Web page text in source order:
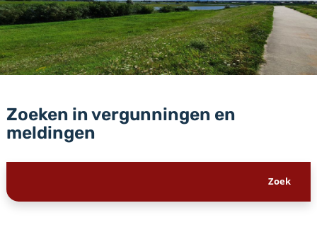
Zoeken in vergunningen en
meldingen